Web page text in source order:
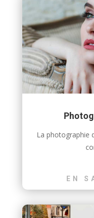
La photographie
EN